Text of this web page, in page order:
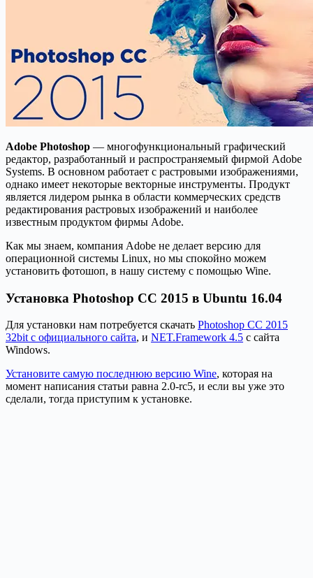
Adobe Photoshop — многофункциональный графический
редактор, разработанный и распространяемый фирмой Adobe
Systems. В основном работает с растровыми изображениями,
однако имеет некоторые векторные инструменты. Продукт
является лидером рынка в области коммерческих средств
редактирования растровых изображений и наиболее
известным продуктом фирмы Adobe.
Как мы знаем, компания Adobe не делает версию для
операционной системы Linux, но мы спокойно можем
установить фотошоп, в нашу систему с помощью Wine.
Установка Photoshop CC 2015 в Ubuntu 16.04
Для установки нам потребуется скачать Photoshop CC 2015
32bit с официального сайта, и NET.Framework 4.5 с сайта
Windows.
Установите самую последнюю версию Wine, которая на
момент написания статьи равна 2.0-rc5, и если вы уже это
сделали, тогда приступим к установке.